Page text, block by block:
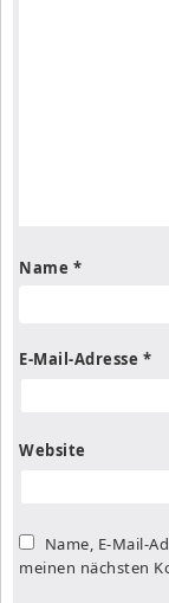
Name *
E-Mail-Adresse *
Website
Name, E-Mail-
meinen nächsten